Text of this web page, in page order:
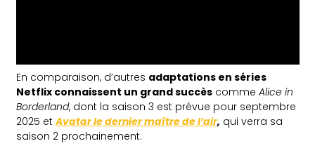
En comparaison, d’autres adaptations en séries
Netflix connaissent un grand succès commeAlice in
Borderland, dont la saison 3 est prévue pour septembre
2025 etAvatar le dernier maître de l’air, qui verra sa
saison 2 prochainement.